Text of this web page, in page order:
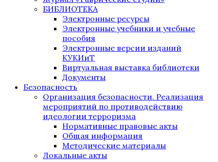
БИБЛИОТЕКА
Электронные ресурсы
Электронные учебники и учебные
пособия
Электронные версии изданий
КУКИиТ
Виртуальная выставка библиотеки
Документы
Безопасность
Организация безопасности. Реализация
мероприятий по противодействию
идеологии терроризма
Нормативные правовые акты
Общая информация
Методические материалы
Локальные акты